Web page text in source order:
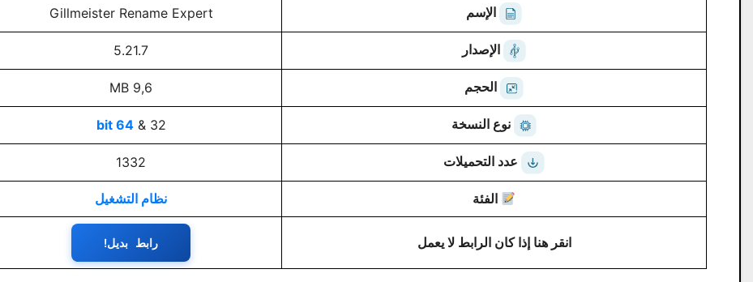
الإسم Gillmeister Rename Expert
الإصدار 5.21.7
الحجم 9,6 MB
نوع النسخة 32 &
64 bit
عدد التحميلات 1332
الفئة نظام التشغيل
انقر هنا إذا كان الرابط لا يعمل رابط بديل!